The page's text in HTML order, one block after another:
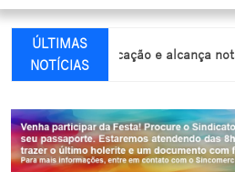
ÚLTIMAS
NOTÍCIAS
na educação e alcança nota de